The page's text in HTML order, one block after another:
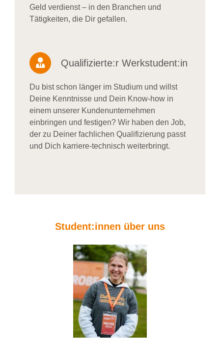
Geld verdienst – in den Branchen und
Tätigkeiten, die Dir gefallen.
Qualifizierte:r Werkstudent:in
Du bist schon länger im Studium und willst
Deine Kenntnisse und Dein Know-how in
einem unserer Kundenunternehmen
einbringen und festigen? Wir haben den Job,
der zu Deiner fachlichen Qualifizierung passt
und Dich karriere-technisch weiterbringt.
Student:innen über uns